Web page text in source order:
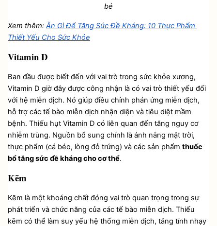
bé
Xem thêm: Ăn Gì Để Tăng Sức Đề Kháng: 10 Thực Phẩm
Thiết Yếu Cho Sức Khỏe
Vitamin D
Ban đầu được biết đến với vai trò trong sức khỏe xương,
Vitamin D giờ đây được công nhận là có vai trò thiết yếu đối
với hệ miễn dịch. Nó giúp điều chỉnh phản ứng miễn dịch,
hỗ trợ các tế bào miễn dịch nhận diện và tiêu diệt mầm
bệnh. Thiếu hụt Vitamin D có liên quan đến tăng nguy cơ
nhiễm trùng. Nguồn bổ sung chính là ánh nắng mặt trời,
thực phẩm (cá béo, lòng đỏ trứng) và các sản phẩm thuốc
bổ tăng sức đề kháng cho cơ thể.
Kẽm
Kẽm là một khoáng chất đóng vai trò quan trọng trong sự
phát triển và chức năng của các tế bào miễn dịch. Thiếu
kẽm có thể làm suy yếu hệ thống miễn dịch, tăng tính nhạy